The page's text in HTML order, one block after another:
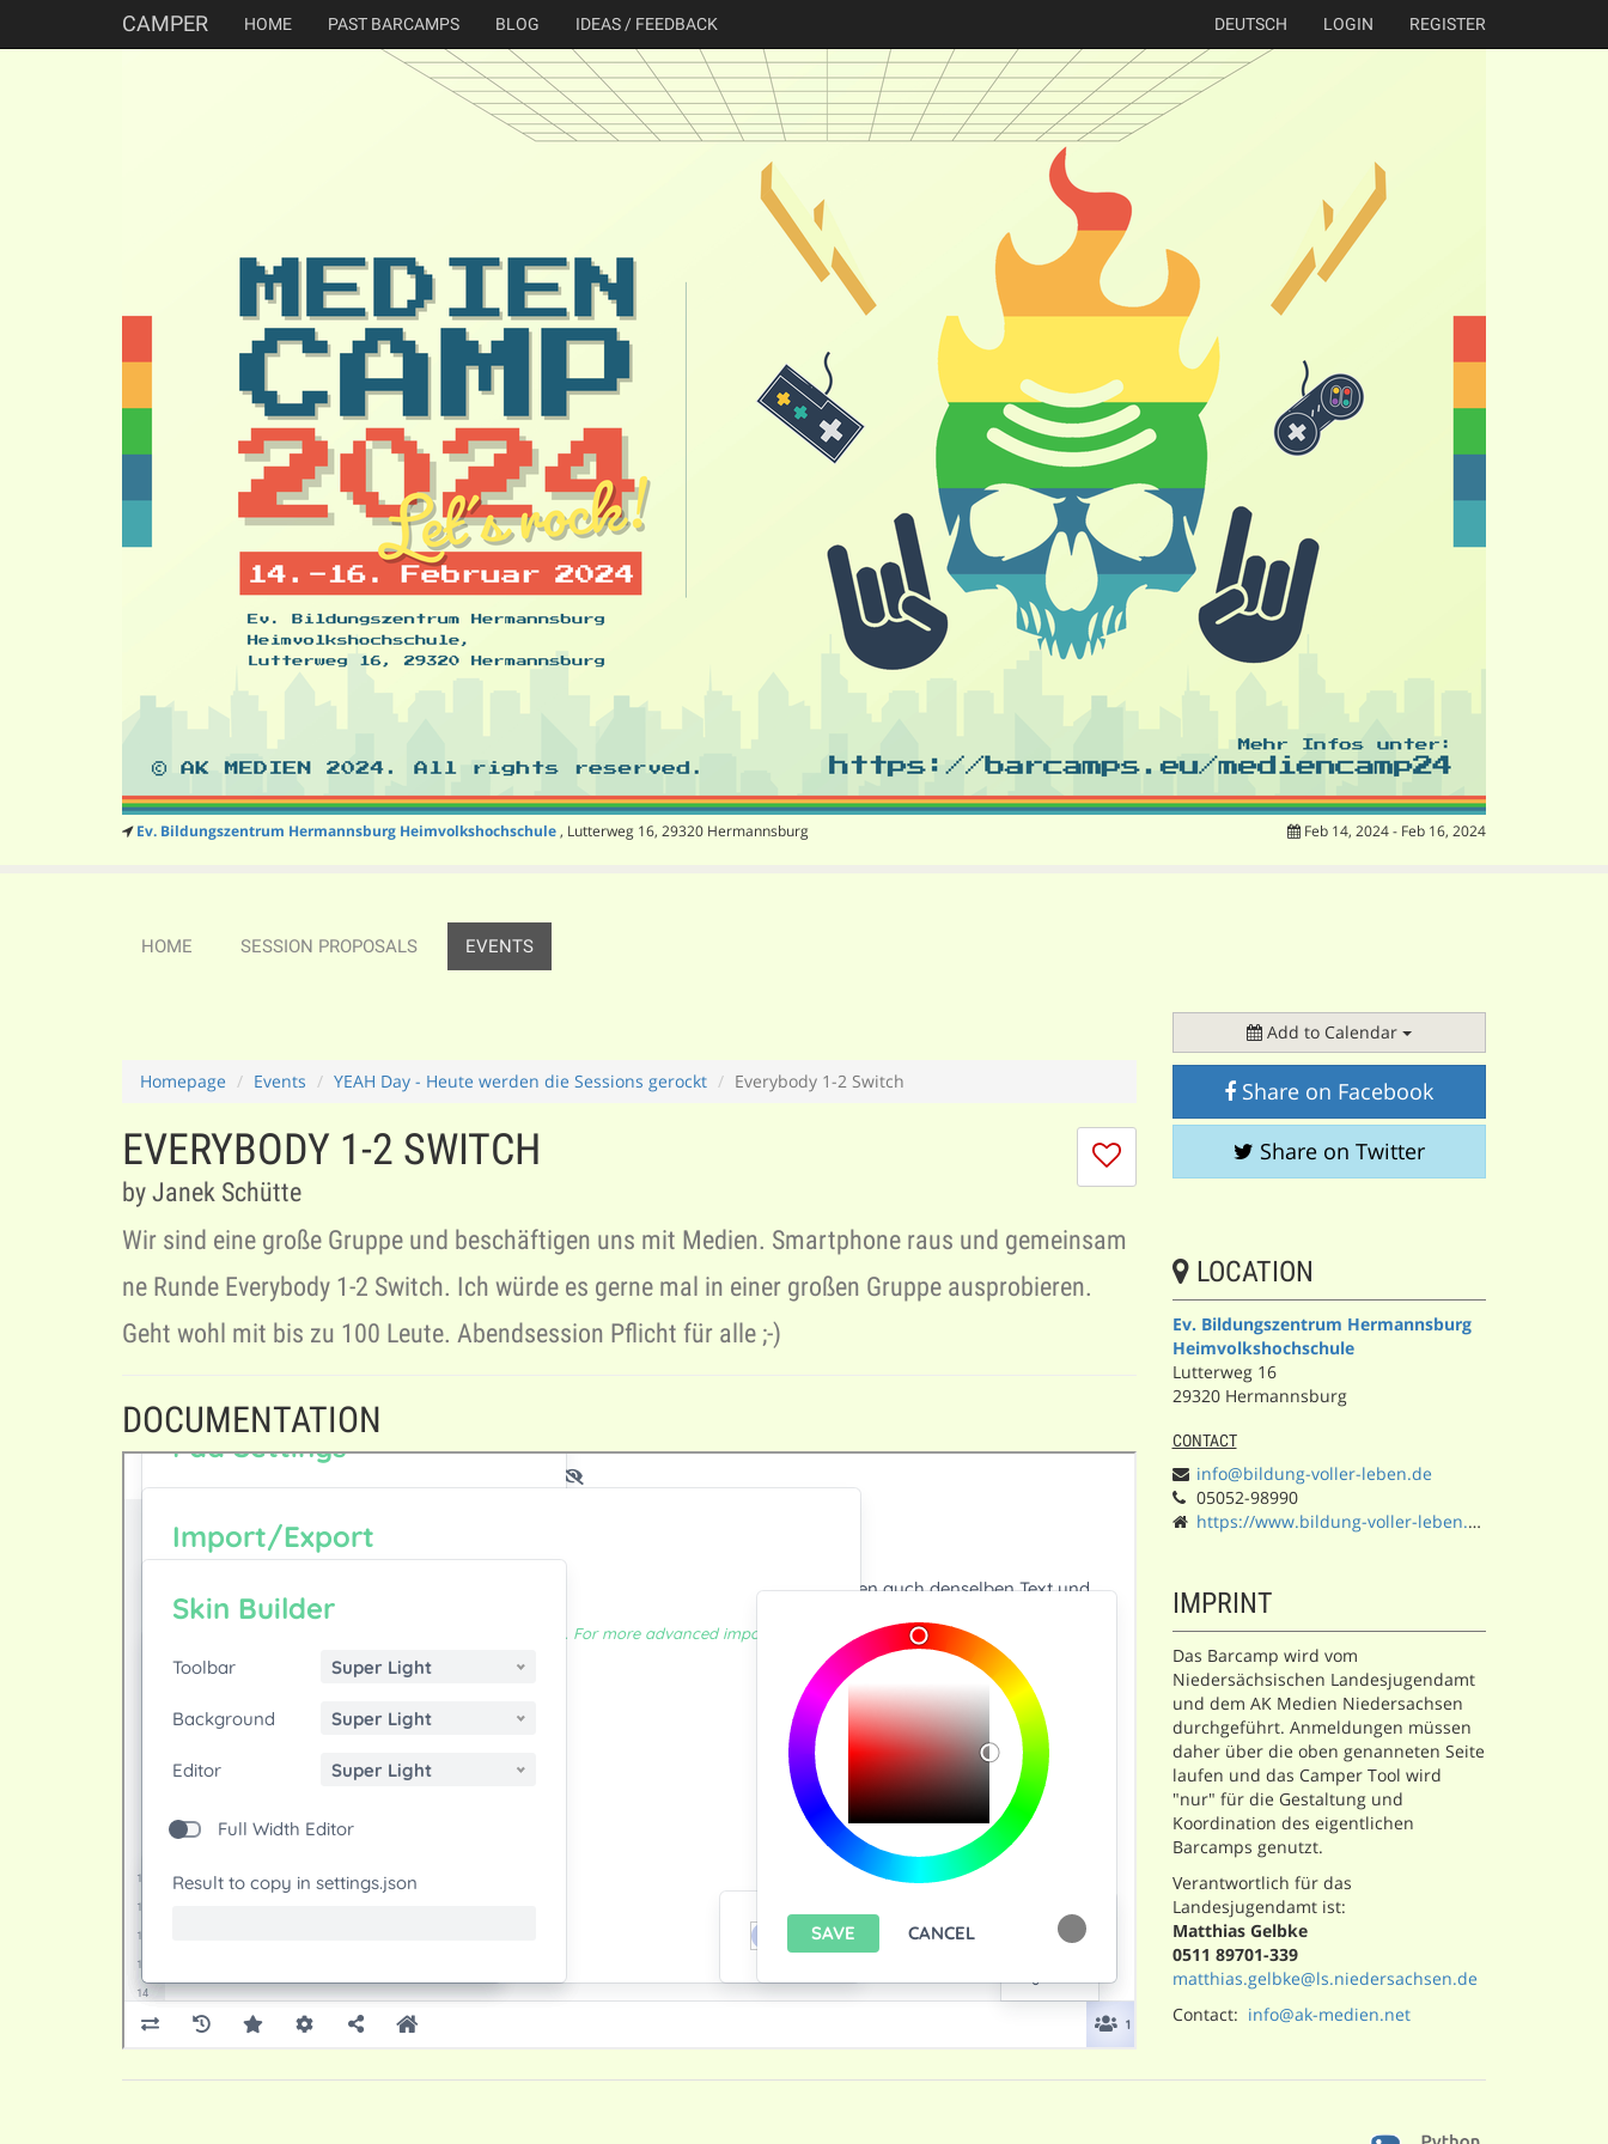
CAMPER HOME PAST BARCAMPS BLOG IDEAS / FEEDBACK DEUTSCH LOGIN REGISTER
Ev. Bildungszentrum Hermannsburg Heimvolkshochschule, Lutterweg 16, 29320 Hermannsburg Feb 14, 2024 - Feb 16, 2024
HOME SESSION PROPOSALS EVENTS
Homepage Events YEAH Day - Heute werden die Sessions gerockt Everybody 1-2 Switch
I
don't
this
session
EVERYBODY 1-2 SWITCH
by Janek Schütte
Wir sind eine große Gruppe und beschäftigen uns mit Medien. Smartphone raus und gemeinsam
ne Runde Everybody 1-2 Switch. Ich würde es gerne mal in einer großen Gruppe ausprobieren.
Geht wohl mit bis zu 100 Leute. Abendsession Pflicht für alle ;-)
DOCUMENTATION
Add to Calendar
Share on Facebook
Share on Twitter
LOCATION
Ev. Bildungszentrum Hermannsburg
Heimvolkshochschule
Lutterweg 16
29320 Hermannsburg
CONTACT
info@bildung-voller-leben.de
05052-98990
https://www.bildung-voller-leben.de/
IMPRINT
Das Barcamp wird vom
Niedersächsischen Landesjugendamt
und dem AK Medien Niedersachsen
durchgeführt. Anmeldungen müssen
daher über die oben genanneten Seite
laufen und das Camper Tool wird
"nur" für die Gestaltung und
Koordination des eigentlichen
Barcamps genutzt.
Verantwortlich für das
Landesjugendamt ist:
Matthias Gelbke
0511 89701-339
matthias.gelbke@ls.niedersachsen.de
Contact: info@ak-medien.net